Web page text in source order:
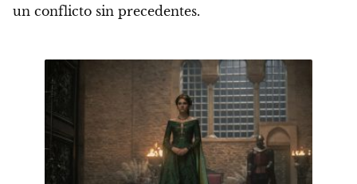
un conflicto sin precedentes.